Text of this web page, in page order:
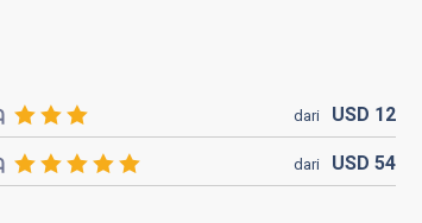
dari USD 12
dari USD 54